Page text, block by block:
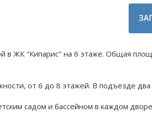
в ЖК "Кипарис" на 6 этаже. Общая
от 6 до 8 этажей. B подъезде два
садом и бассейном в каждом